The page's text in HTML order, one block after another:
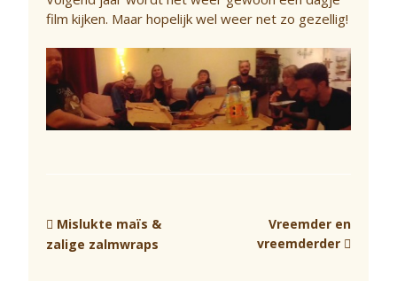
film kijken. Maar hopelijk wel weer net zo gezellig!
Mislukte maïs &
zalige zalmwraps
Vreemder en
vreemderder